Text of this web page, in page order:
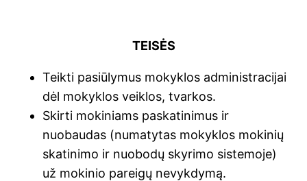
TEISĖS
Teikti pasiūlymus mokyklos administracijai
dėl mokyklos veiklos, tvarkos.
Skirti mokiniams paskatinimus ir
nuobaudas (numatytas mokyklos mokinių
skatinimo ir nuobodų skyrimo sistemoje)
už mokinio pareigų nevykdymą.